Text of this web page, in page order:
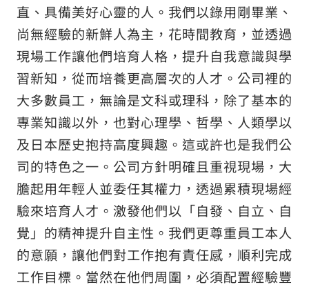
直、具備美好心靈的人。我們以錄用剛畢業、
尚無經驗的新鮮人為主，花時間教育，並透過
現場工作讓他們培育人格，提升自我意識與學
習新知，從而培養更高層次的人才。公司裡的
大多數員工，無論是文科或理科，除了基本的
專業知識以外，也對心理學、哲學、人類學以
及日本歷史抱持高度興趣。這或許也是我們公
司的特色之一。公司方針明確且重視現場，大
膽起用年輕人並委任其權力，透過累積現場經
驗來培育人才。激發他們以「自發、自立、自
覺」的精神提升自主性。我們更尊重員工本人
的意願，讓他們對工作抱有責任感，順利完成
工作目標。當然在他們周圍，必須配置經驗豐